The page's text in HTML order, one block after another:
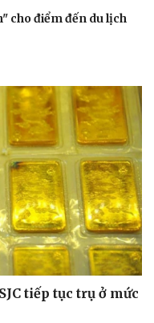
cho điểm đến du lịch
tiếp tục trụ ở mức